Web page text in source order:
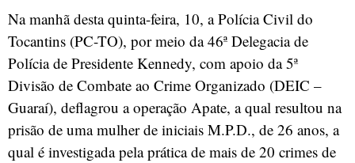
Na manhã desta quinta-feira, 10, a Polícia Civil do
Tocantins (PC-TO), por meio da 46ª Delegacia de
Polícia de Presidente Kennedy, com apoio da 5ª
Divisão de Combate ao Crime Organizado (DEIC –
Guaraí), deflagrou a operação Apate, a qual resultou na
prisão de uma mulher de iniciais M.P.D., de 26 anos, a
qual é investigada pela prática de mais de 20 crimes de